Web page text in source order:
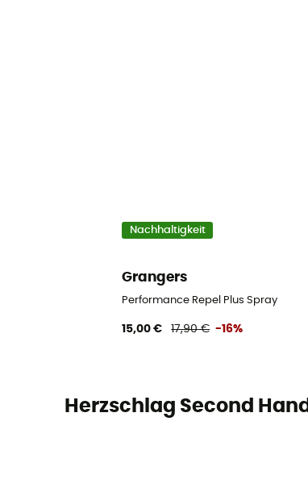
Nachhaltigkeit
Grangers
Performance Repel Plus Spray
15,00 € 17,90 € -16%
Herzschlag Second Hand